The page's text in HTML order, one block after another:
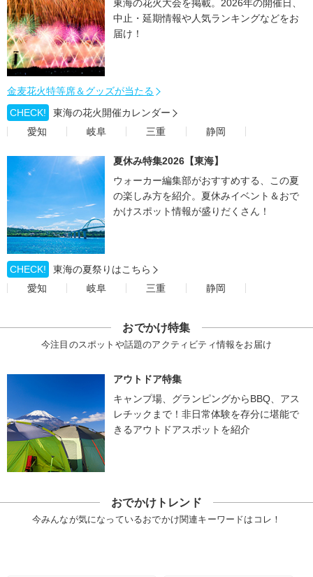
東海の花火大会を掲載。2026年の開催日、
中止・延期情報や人気ランキングなどをお
届け！
金麦花火特等席＆グッズが当たる
CHECK!
東海の花火開催カレンダー
愛知
岐阜 三重 静岡
夏休み特集2026【東海】
ウォーカー編集部がおすすめする、この夏
の楽しみ方を紹介。夏休みイベント＆おで
かけスポット情報が盛りだくさん！
CHECK!
東海の夏祭りはこちら
愛知
岐阜 三重 静岡
おでかけ特集
今注目のスポットや話題のアクティビティ情報をお届け
アウトドア特集
キャンプ場、グランピングからBBQ、アス
レチックまで！非日常体験を存分に堪能で
きるアウトドアスポットを紹介
おでかけトレンド
今みんなが気になっているおでかけ関連キーワードはコレ！